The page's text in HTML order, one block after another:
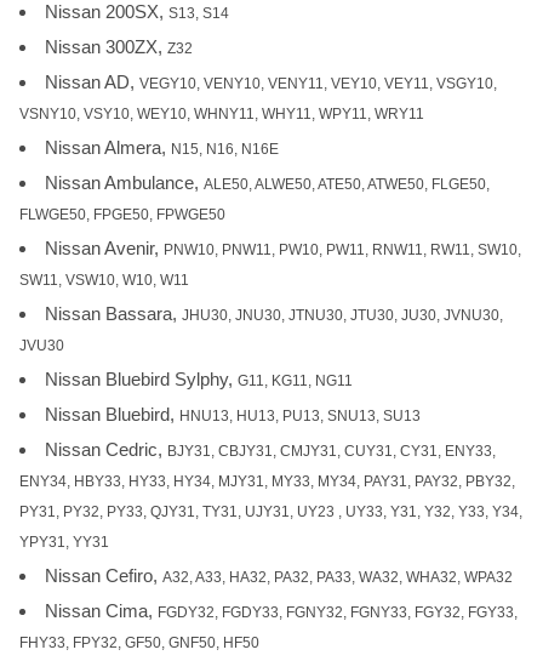
Nissan 200SX, S13, S14
Nissan 300ZX, Z32
Nissan AD, VEGY10, VENY10, VENY11, VEY10, VEY11, VSGY10,
VSNY10, VSY10, WEY10, WHNY11, WHY11, WPY11, WRY11
Nissan Almera, N15, N16, N16E
Nissan Ambulance, ALE50, ALWE50, ATE50, ATWE50, FLGE50,
FLWGE50, FPGE50, FPWGE50
Nissan Avenir, PNW10, PNW11, PW10, PW11, RNW11, RW11, SW10,
SW11, VSW10, W10, W11
Nissan Bassara, JHU30, JNU30, JTNU30, JTU30, JU30, JVNU30,
JVU30
Nissan Bluebird Sylphy, G11, KG11, NG11
Nissan Bluebird, HNU13, HU13, PU13, SNU13, SU13
Nissan Cedric, BJY31, CBJY31, CMJY31, CUY31, CY31, ENY33,
ENY34, HBY33, HY33, HY34, MJY31, MY33, MY34, PAY31, PAY32, PBY32,
PY31, PY32, PY33, QJY31, TY31, UJY31, UY23 , UY33, Y31, Y32, Y33, Y34,
YPY31, YY31
Nissan Cefiro, A32, A33, HA32, PA32, PA33, WA32, WHA32, WPA32
Nissan Cima, FGDY32, FGDY33, FGNY32, FGNY33, FGY32, FGY33,
FHY33, FPY32, GF50, GNF50, HF50